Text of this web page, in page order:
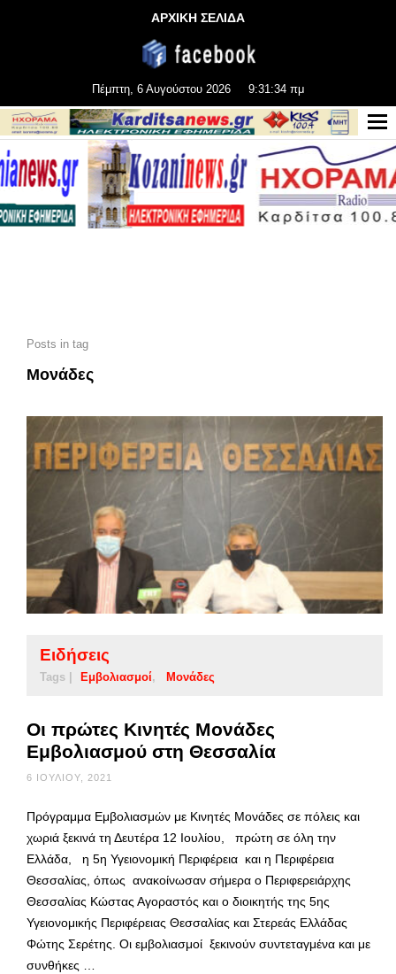
ΑΡΧΙΚΗ ΣΕΛΙΔΑ
Πέμπτη, 6 Αυγούστου 2026 9:31:35 πμ
Posts in tag
Μονάδες
Ειδήσεις
Tags | Εμβολιασμοί Μονάδες
Οι πρώτες Κινητές Μονάδες
Εμβολιασμού στη Θεσσαλία
6 ΙΟΥΛΊΟΥ, 2021
Πρόγραμμα Εμβολιασμών με Κινητές Μονάδες σε πόλεις και
χωριά ξεκινά τη Δευτέρα 12 Ιουλίου, πρώτη σε όλη την
Ελλάδα, η 5η Υγειονομική Περιφέρεια και η Περιφέρεια
Θεσσαλίας, όπως ανακοίνωσαν σήμερα ο Περιφερειάρχης
Θεσσαλίας Κώστας Αγοραστός και ο διοικητής της 5ης
Υγειονομικής Περιφέρειας Θεσσαλίας και Στερεάς Ελλάδας
Φώτης Σερέτης. Οι εμβολιασμοί ξεκινούν συντεταγμένα και με
συνθήκες …